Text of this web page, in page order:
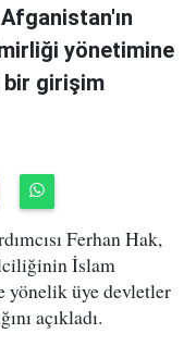
yönetimine
bir girişim
Ferhan Hak,
İslam
üye devletler
açıkladı.